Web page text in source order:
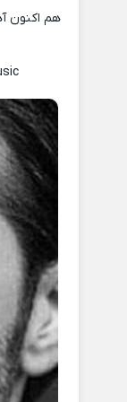
هم اکنون